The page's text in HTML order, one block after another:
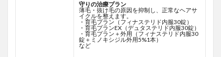
守りの治療プラン
薄毛・抜け毛の原因を抑制し、正常なヘアサ
イクルを整えます。
・育毛プラン（フィナステリド内服30錠）
・育毛プランEX（デュタステリド内服30錠）
・育毛プラン＋外用（フィナステリド内服30
錠＋ミノキシジル外用5%1本）
など